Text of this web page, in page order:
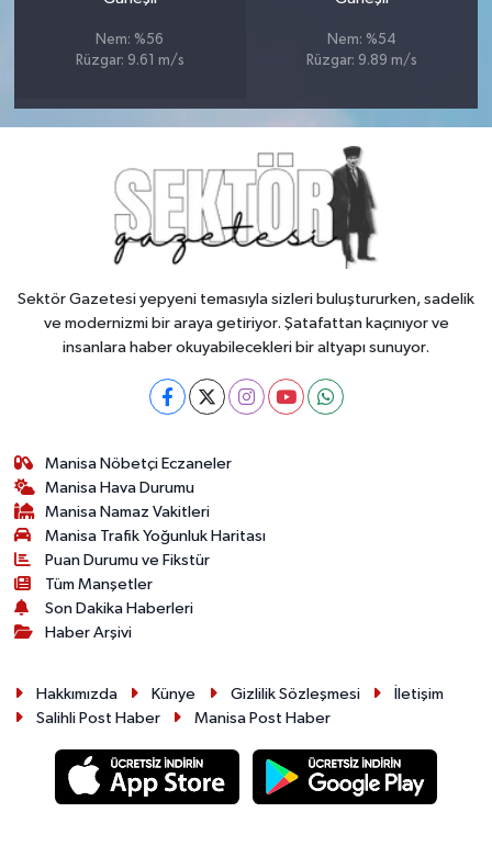
Nem: %56
Rüzgar: 9.61 m/s
Nem: %54
Rüzgar: 9.89 m/s
Sektör Gazetesi yepyeni temasıyla sizleri buluştururken, sadelik
ve modernizmi bir araya getiriyor. Şatafattan kaçınıyor ve
insanlara haber okuyabilecekleri bir altyapı sunuyor.
Manisa Nöbetçi Eczaneler
Manisa Hava Durumu
Manisa Namaz Vakitleri
Manisa Trafik Yoğunluk Haritası
Puan Durumu ve Fikstür
Tüm Manşetler
Son Dakika Haberleri
Haber Arşivi
Hakkımızda Künye Gizlilik Sözleşmesi
İletişim
Salihli Post Haber
Manisa Post Haber